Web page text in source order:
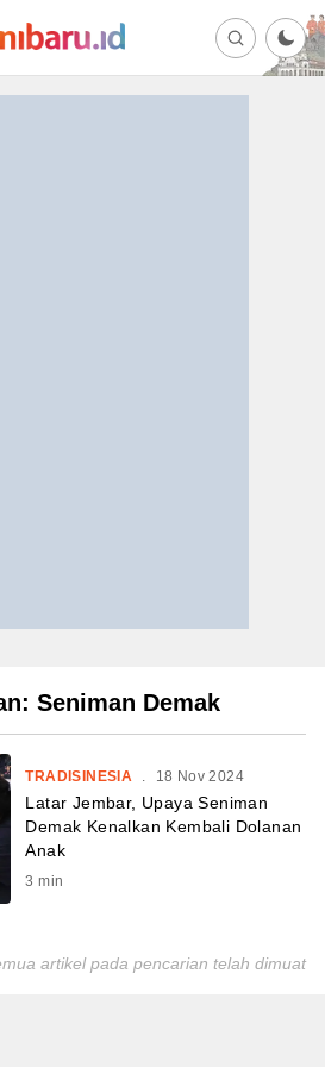
Seniman Demak
TRADISINESIA . 18 Nov 2024
Latar Jembar, Upaya Seniman
Demak Kenalkan Kembali Dolanan
Anak
3 min
artikel pada pencarian telah dimuat